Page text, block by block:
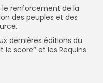
renforcement de la
des peuples et des
dernières éditions du
score’’ et les Requins